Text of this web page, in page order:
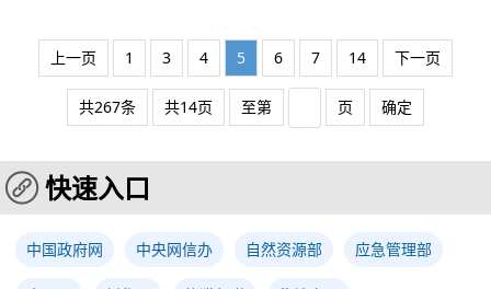
上一页 1 3 4 5 6 7 14 下一页
共267条 共14页 至第 页 确定
快速入口
中国政府网 中央网信办 自然资源部 应急管理部